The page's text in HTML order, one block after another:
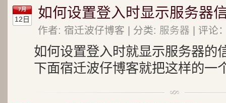
7月
12日 如何设置登入时显示服务器
作者: 宿迁波仔博客 | 分类: 服务器 | 评论
如何设置登入时就显示服务器的
下面宿迁波仔博客就把这样的一